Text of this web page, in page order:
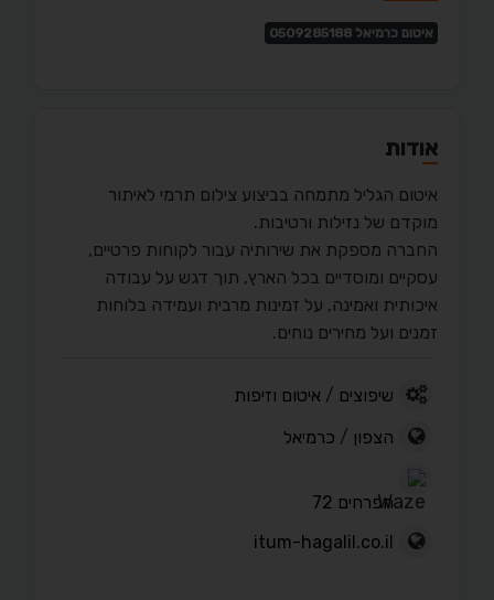
איטום כרמיאל 0509285188
אודות
איטום הגליל מתמחה בביצוע צילום תרמי לאיתור
מוקדם של נזילות ורטיבות.
החברה מספקת את שירותיה עבור לקוחות פרטיים,
עסקיים ומוסדיים בכל הארץ, תוך דגש על עבודה
איכותית ואמינה, על זמינות מרבית ועמידה בלוחות
זמנים ועל מחירים נוחים.
שיפוצים / איטום וזיפות
הצפון / כרמיאל
הפרחים 72
itum-hagalil.co.il